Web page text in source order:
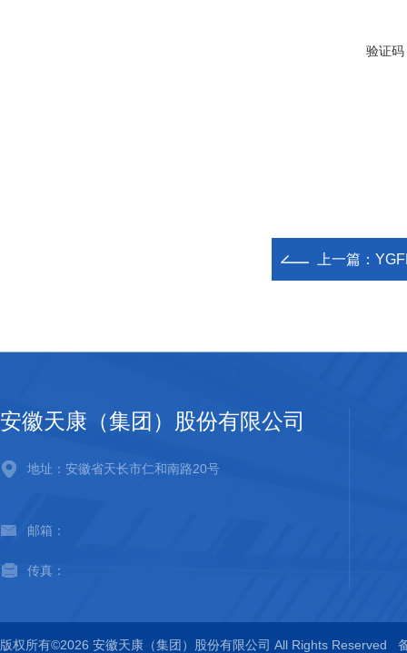
验证码
上一篇：
安徽天康（集团）股份有限公司
地址：安徽省天长市仁和南路20号
邮箱：
传真：
版权所有©2026 安徽天康（集团）股份有限公司 All Rights Reserved